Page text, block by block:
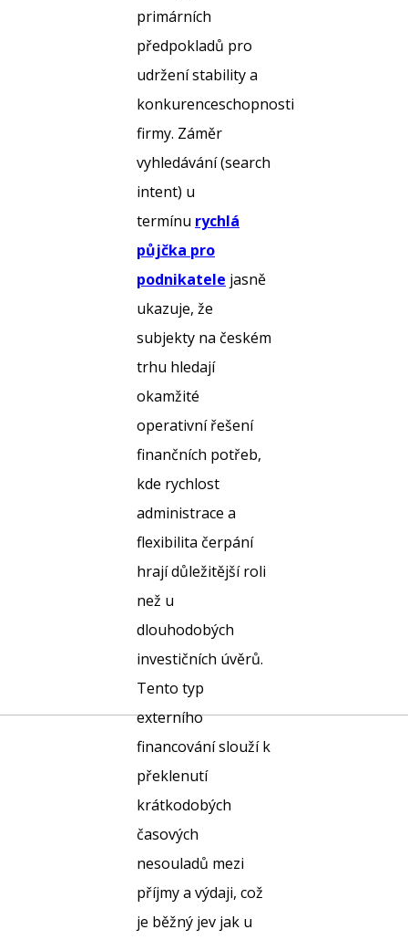
primárních
předpokladů pro
udržení stability a
konkurenceschopnosti
firmy. Záměr
vyhledávání (search
intent) u
termínu rychlá
půjčka pro
podnikatele jasně
ukazuje, že
subjekty na českém
trhu hledají
okamžité
operativní řešení
finančních potřeb,
kde rychlost
administrace a
flexibilita čerpání
hrají důležitější roli
než u
dlouhodobých
investičních úvěrů.
Tento typ
externího
financování slouží k
překlenutí
krátkodobých
časových
nesouladů mezi
příjmy a výdaji, což
je běžný jev jak u